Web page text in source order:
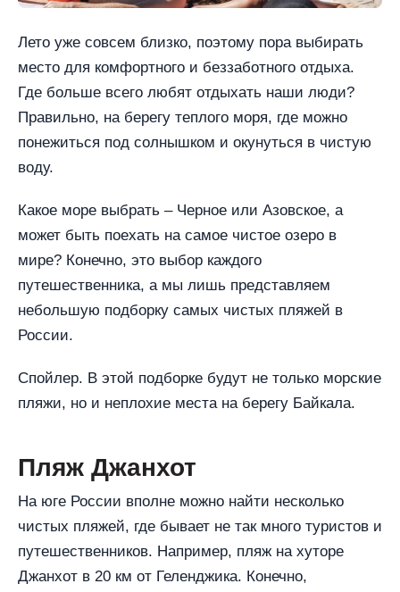
Лето уже совсем близко, поэтому пора выбирать
место для комфортного и беззаботного отдыха.
Где больше всего любят отдыхать наши люди?
Правильно, на берегу теплого моря, где можно
понежиться под солнышком и окунуться в чистую
воду.
Какое море выбрать – Черное или Азовское, а
может быть поехать на самое чистое озеро в
мире? Конечно, это выбор каждого
путешественника, а мы лишь представляем
небольшую подборку самых чистых пляжей в
России.
Спойлер. В этой подборке будут не только морские
пляжи, но и неплохие места на берегу Байкала.
Пляж Джанхот
На юге России вполне можно найти несколько
чистых пляжей, где бывает не так много туристов и
путешественников. Например, пляж на хуторе
Джанхот в 20 км от Геленджика. Конечно,